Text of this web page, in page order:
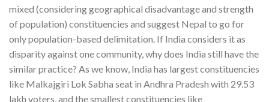
mixed (considering geographical disadvantage and strength
of population) constituencies and suggest Nepal to go for
only population-based delimitation. If India considers it as
disparity against one community, why does India still have the
similar practice? As we know, India has largest constituencies
like Malkajgiri Lok Sabha seat in Andhra Pradesh with 29.53
lakh voters, and the smallest constituencies like